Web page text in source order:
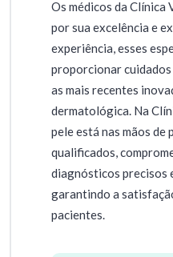
Os médicos da Clínica
por sua excelência e
experiência, esses
proporcionar
as mais recentes
dermatológica. Na
pele está nas mãos
qualificados,
diagnósticos precisos
garantindo a
pacientes.